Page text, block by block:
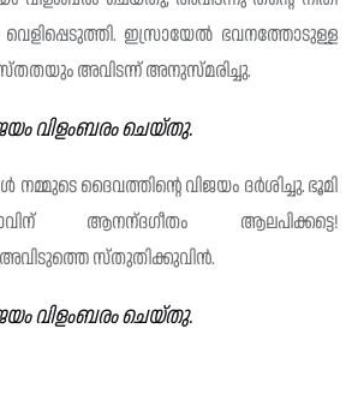
ഇസ്രായേൽ ഭവനത്തോടുള്ള
അവിടന്ന് അനുസ്മരിച്ചു.
വിളംബരം ചെയ്തു.
ദൈവത്തിന്റെ വിജയം ദർശിച്ചു. ഭൂമി
ആനന്‌ദഗീതം ആലപിക്കട്ടെ!
സ്തുതിക്കുവിൻ.
വിളംബരം ചെയ്തു.